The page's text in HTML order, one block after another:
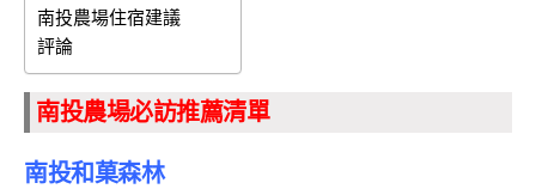
南投農場住宿建議
評論
南投農場必訪推薦清單
南投和菓森林